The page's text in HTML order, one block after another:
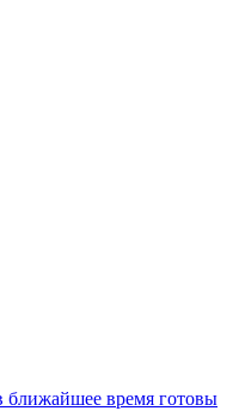
ближайшее время готовы